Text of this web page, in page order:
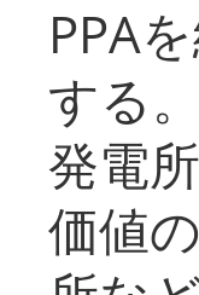
PPA
する
発電
価値